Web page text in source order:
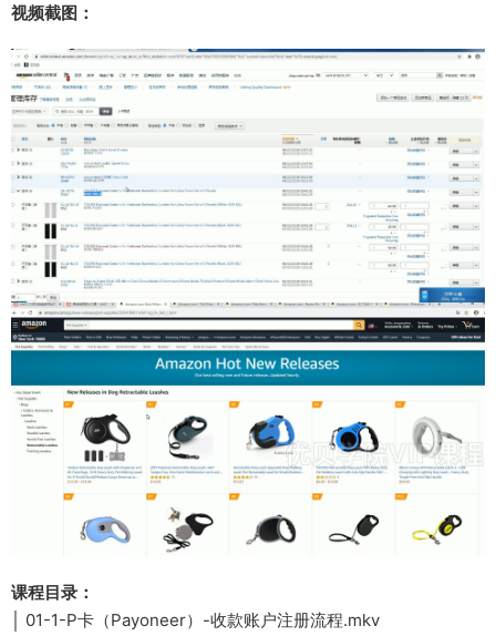
视频截图：
课程目录：
│ 01-1-P卡（Payoneer）-收款账户注册流程.mkv